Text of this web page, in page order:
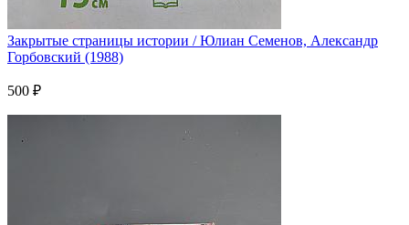
Закрытые страницы истории / Юлиан Семенов, Александр
Горбовский (1988)
500 ₽